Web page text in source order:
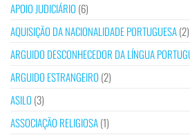
APOIO JUDICIÁRIO (6)
AQUISIÇÃO DA NACIONALIDADE PORTUGUESA(2)
ARGUIDO DESCONHECEDOR DA LÍNGUA
ARGUIDO ESTRANGEIRO (2)
ASILO (3)
ASSOCIAÇÃO RELIGIOSA(1)